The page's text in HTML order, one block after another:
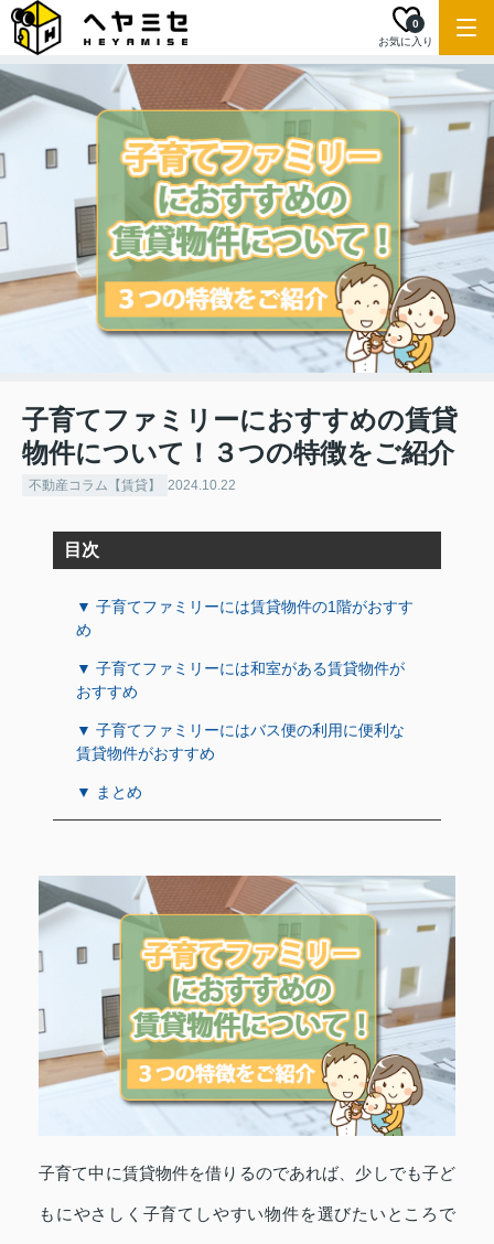
お気に入り
0
子育てファミリーにおすすめの賃貸
物件について！３つの特徴をご紹介
不動産コラム【賃貸】 2024.10.22
目次
▼ 子育てファミリーには賃貸物件の1階がおすす
め
▼ 子育てファミリーには和室がある賃貸物件が
おすすめ
▼ 子育てファミリーにはバス便の利用に便利な
賃貸物件がおすすめ
▼ まとめ
子育て中に賃貸物件を借りるのであれば、少しでも子ど
もにやさしく子育てしやすい物件を選びたいところで